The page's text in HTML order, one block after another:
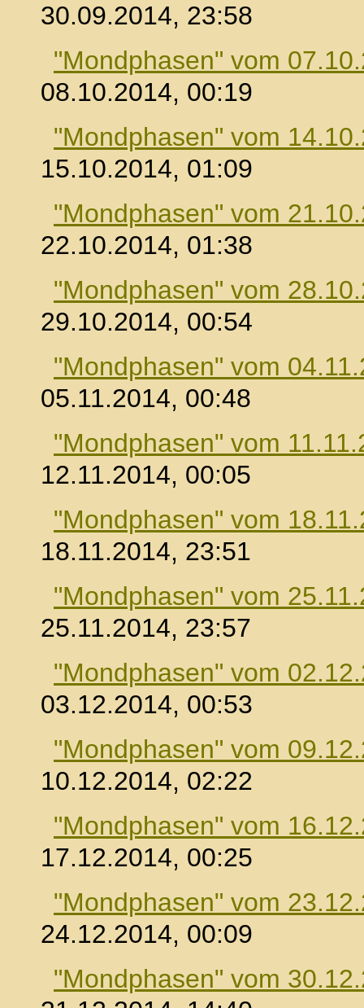
30.09.2014, 23:58
"Mondphasen" vom
08.10.2014, 00:19
"Mondphasen" vom
15.10.2014, 01:09
"Mondphasen" vom
22.10.2014, 01:38
"Mondphasen" vom
29.10.2014, 00:54
"Mondphasen" vom
05.11.2014, 00:48
"Mondphasen" vom
12.11.2014, 00:05
"Mondphasen" vom
18.11.2014, 23:51
"Mondphasen" vom
25.11.2014, 23:57
"Mondphasen" vom
03.12.2014, 00:53
"Mondphasen" vom
10.12.2014, 02:22
"Mondphasen" vom
17.12.2014, 00:25
"Mondphasen" vom
24.12.2014, 00:09
"Mondphasen" vom